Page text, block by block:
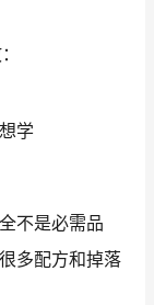
学
不是必需品
多配方和掉落